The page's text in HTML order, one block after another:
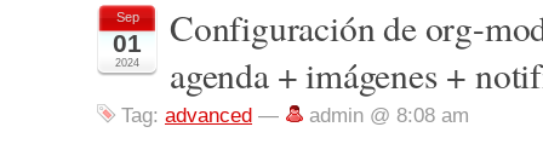
Sep
01
2024
Configuración de org-
agenda + imágenes +
Tag: advanced — admin @ 8:08 am